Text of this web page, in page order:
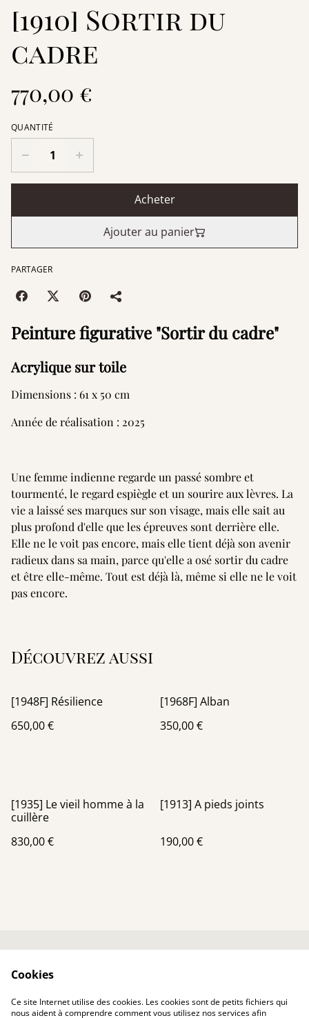
[1910] Sortir du
cadre
770,00 €
QUANTITÉ
Acheter
Ajouter au panier
PARTAGER
Peinture figurative "Sortir du cadre"
Acrylique sur toile
Dimensions : 61 x 50 cm
Année de réalisation : 2025
Une femme indienne regarde un passé sombre et
tourmenté, le regard espiègle et un sourire aux lèvres. La
vie a laissé ses marques sur son visage, mais elle sait au
plus profond d'elle que les épreuves sont derrière elle.
Elle ne le voit pas encore, mais elle tient déjà son avenir
radieux dans sa main, parce qu'elle a osé sortir du cadre
et être elle-même. Tout est déjà là, même si elle ne le voit
pas encore.
Découvrez aussi
[1948F] Résilience
650,00 €
[1968F] Alban
350,00 €
[1935] Le vieil homme à la
cuillère
830,00 €
[1913] A pieds joints
190,00 €
confidentialité
Cookies
Ce site Internet utilise des cookies. Les cookies sont de petits fichiers qui
nous aident à comprendre comment vous utilisez nos services afin